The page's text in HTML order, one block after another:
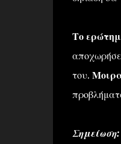
Το
του.
Σημείωση: